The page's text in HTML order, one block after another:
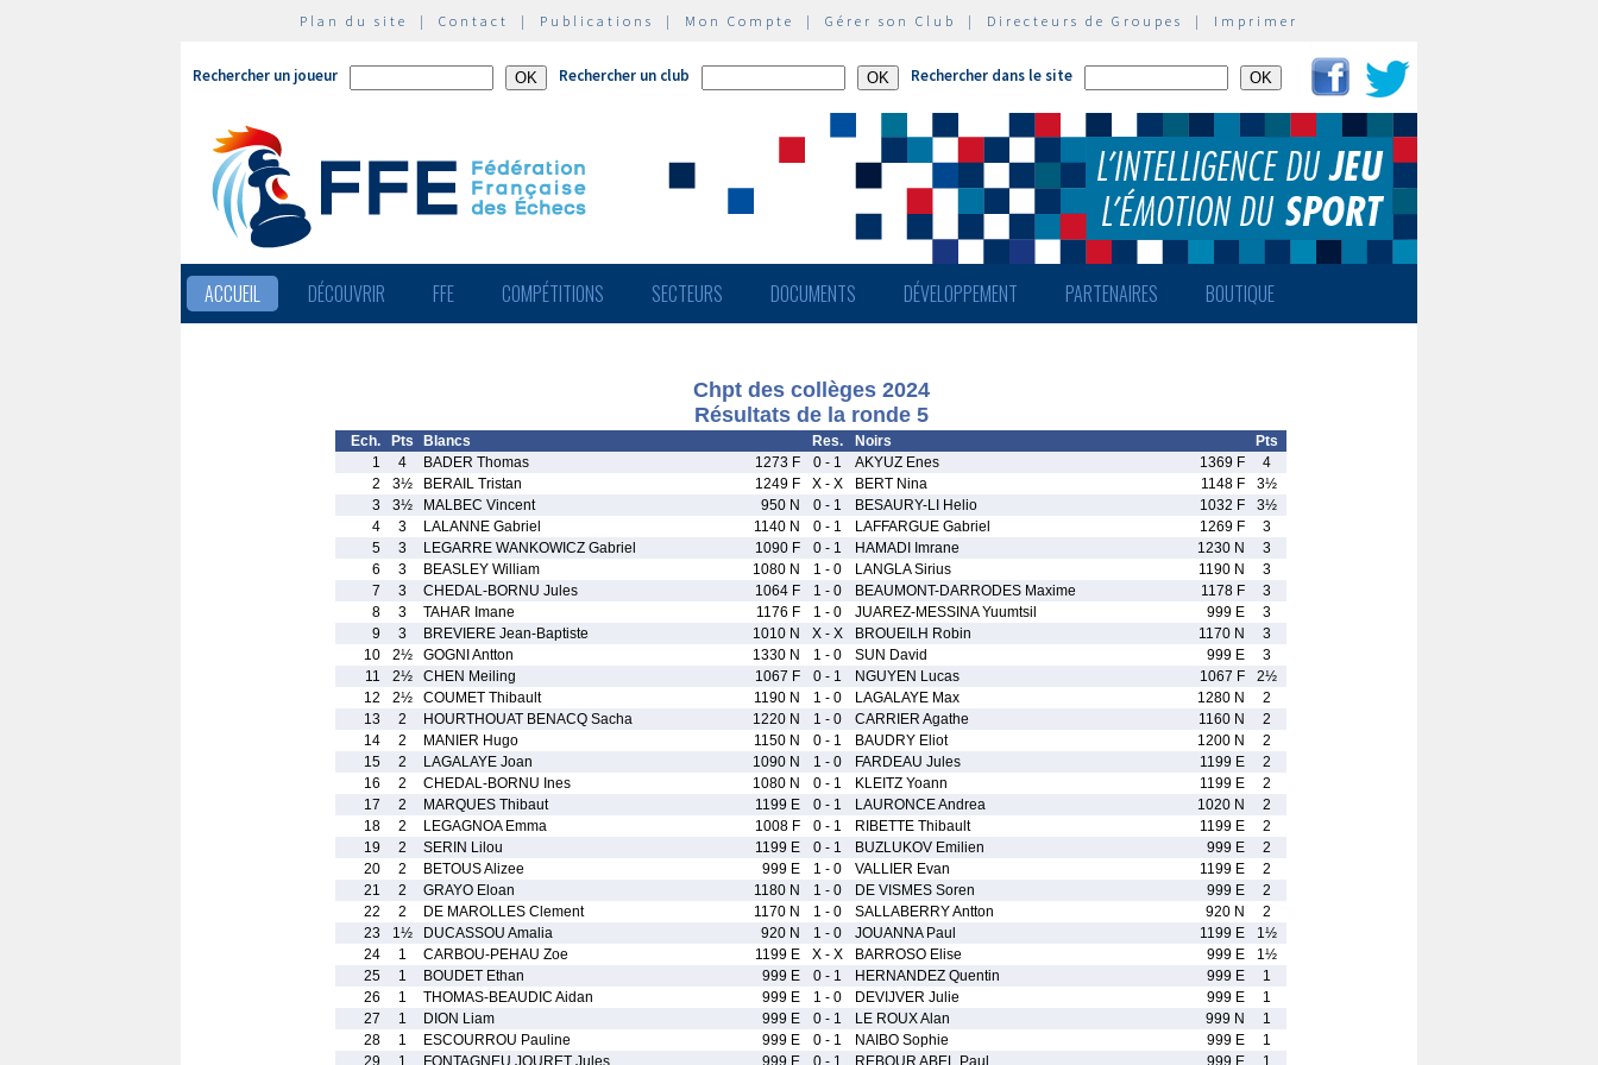
Plan du site | Contact | Publications | Mon Compte | Gérer son Club | Directeurs de Groupes | Imprimer
Rechercher un joueur Rechercher un club Rechercher dans le site
ACCUEIL DÉCOUVRIR FFE COMPÉTITIONS SECTEURS DOCUMENTS DÉVELOPPEMENT PARTENAIRES BOUTIQUE
Chpt des collèges 2024
Résultats de la ronde 5
Ech. Pts Blancs Res. Noirs
Pts
1
4 BADER Thomas 1273 F 0 - 1 AKYUZ Enes 1369 F
4
2
3½ BERAIL Tristan 1249 F X - X BERT Nina 1148 F
3½
3
3½ MALBEC Vincent 950 N 0 - 1 BESAURY-LI Helio 1032 F
3½
4
3 LALANNE Gabriel 1140 N 0 - 1 LAFFARGUE Gabriel 1269 F
3
5
3 LEGARRE WANKOWICZ Gabriel 1090 F 0 - 1 HAMADI Imrane 1230 N
3
6
3 BEASLEY William 1080 N 1 - 0 LANGLA Sirius 1190 N
3
7
3 CHEDAL-BORNU Jules 1064 F 1 - 0 BEAUMONT-DARRODES Maxime 1178 F
3
8
3 TAHAR Imane 1176 F 1 - 0 JUAREZ-MESSINA Yuumtsil 999 E
3
9
3 BREVIERE Jean-Baptiste 1010 N X - X BROUEILH Robin 1170 N
3
10
2½ GOGNI Antton 1330 N 1 - 0 SUN David 999 E
3
11
2½ CHEN Meiling 1067 F 0 - 1 NGUYEN Lucas 1067 F
2½
12
2½ COUMET Thibault 1190 N 1 - 0 LAGALAYE Max 1280 N
2
13
2 HOURTHOUAT BENACQ Sacha 1220 N 1 - 0 CARRIER Agathe 1160 N
2
14
2 MANIER Hugo 1150 N 0 - 1 BAUDRY Eliot 1200 N
2
15
2 LAGALAYE Joan 1090 N 1 - 0 FARDEAU Jules 1199 E
2
16
2 CHEDAL-BORNU Ines 1080 N 0 - 1 KLEITZ Yoann 1199 E
2
17
2 MARQUES Thibaut 1199 E 0 - 1 LAURONCE Andrea 1020 N
2
18
2 LEGAGNOA Emma 1008 F 0 - 1 RIBETTE Thibault 1199 E
2
19
2 SERIN Lilou 1199 E 0 - 1 BUZLUKOV Emilien 999 E
2
20
2 BETOUS Alizee 999 E 1 - 0 VALLIER Evan 1199 E
2
21
2 GRAYO Eloan 1180 N 1 - 0 DE VISMES Soren 999 E
2
22
2 DE MAROLLES Clement 1170 N 1 - 0 SALLABERRY Antton 920 N
2
23
1½ DUCASSOU Amalia 920 N 1 - 0 JOUANNA Paul 1199 E
1½
24
1 CARBOU-PEHAU Zoe 1199 E X - X BARROSO Elise 999 E
1½
25
1 BOUDET Ethan 999 E 0 - 1 HERNANDEZ Quentin 999 E
1
26
1 THOMAS-BEAUDIC Aidan 999 E 1 - 0 DEVIJVER Julie 999 E
1
27
1 DION Liam 999 E 0 - 1 LE ROUX Alan 999 N
1
28
1 ESCOURROU Pauline 999 E 0 - 1 NAIBO Sophie 999 E
1
29
1 FONTAGNEU JOURET Jules 999 E 0 - 1 REBOUR ABEL Paul 999 E 1